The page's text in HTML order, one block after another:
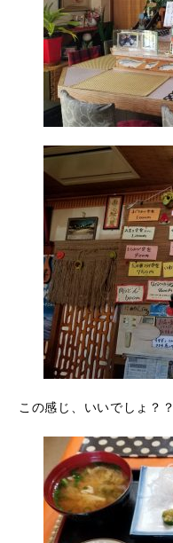
この感じ、いいでしょ？？